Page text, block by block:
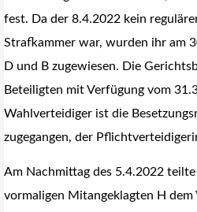
fest. Da der 8.4.2022 kein
Strafkammer war, wurden ihr am
D und B zugewiesen. Die
Beteiligten mit Verfügung vom
Wahlverteidiger ist die
zugegangen, der
Am Nachmittag des 5.4.2022
vormaligen Mitangeklagten H dem